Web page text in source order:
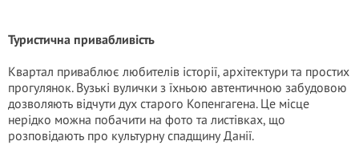
Туристична привабливість
Квартал приваблює любителів історії, архітектури та простих
прогулянок. Вузькі вулички з їхньою автентичною забудовою
дозволяють відчути дух старого Копенгагена. Це місце
нерідко можна побачити на фото та листівках, що
розповідають про культурну спадщину Данії.